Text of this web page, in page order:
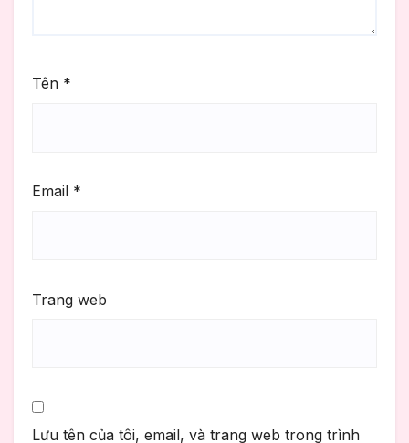
Tên *
Email *
Trang web
Lưu tên của tôi, email, và trang web trong trình